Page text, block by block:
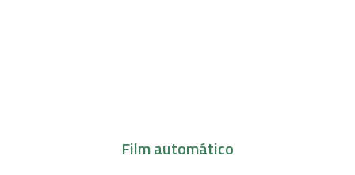
Film automático